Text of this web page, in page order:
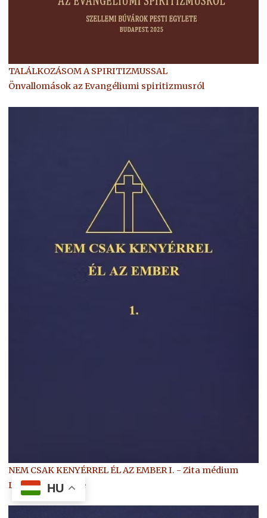
TALÁLKOZÁSOM A SPIRITIZMUSSAL
Önvallomások az Evangéliumi spiritizmusról
NEM CSAK KENYÉRREL ÉL AZ EMBER I. - Zita médium
LEGÚJABB könyve
HU